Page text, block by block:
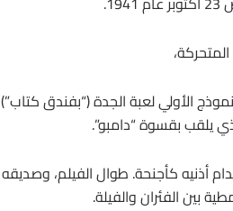
الأولي لعبة الجدة (“بفندق كتاب”)
يلقب بقسوة “دامبو”.
أذنيه كأجنحة. طوال الفيلم، وصديقه
بين الفئران والفيلة.